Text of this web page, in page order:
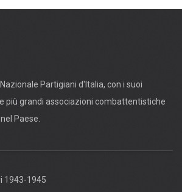
Partigiani d'Italia, con i suoi
più grandi associazioni combattentistiche
Paese.
1943-1945